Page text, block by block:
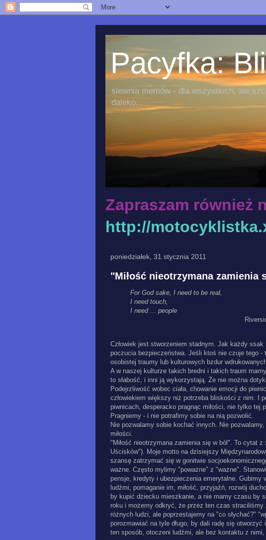
Pacyfka:
siewnia memów - dla wszystkich, ale
daleko...
Zapraszam również
http://
poniedziałek, 31 stycznia 2011
"Miłość nieotrzymana zamienia
For God sake, I need to be real,
I need touch,
I need ... people
Człowiek jest stworzeniem stadnym. Jak każdy
poczucia bezpieczeństwa. Jeśli ktoś nie czuje tego -
osobistej traumy lub kulturowych bzdur
A w naszej kulturze takich bredni i takich traum
to słabość, i inni ją wykorzystają. Że nie można
Podejrzliwość wobec ciała, chowanie emocji do
człowiekiem większy niż potrzeba bliskości z nim. I
piwnicach, desperacko pragnąc miłości, nie tylko tej
Pragniemy - i nie potrafimy sobie na nią pozwolić.
Nie pozwalamy sobie kochać innych. Nie
miłości.
"Miłość nieotrzymana zamienia się w ból". To cytat
Uścisków"). Moje motto na dzisiejszy
szansę zatrzymać się w gonitwie
ważne. Często mylimy "poważne" z "ważne".
pensje, kredyty i ubezpieczenia emerytalne.
ludźmi, pomaganie im, miłość, przyjaźń, rozwój
by kupić dziecku mieszkanie, a nie mamy czasu by
roku i możemy odkryć, że przez ten czas
różnych ludzi, ale poprzestajemy na "co słychać?"
porozmawiać na tyle długo, by dali radę się
ten sposób, otoczeni ludźmi, ale bez kontaktu z